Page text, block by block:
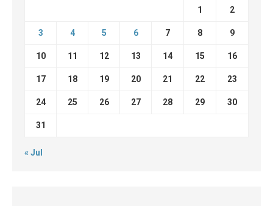
1 2
3 4 5 6 7 8 9
10 11 12 13 14 15 16
17 18 19 20 21 22 23
24 25 26 27 28 29 30
31
« Jul